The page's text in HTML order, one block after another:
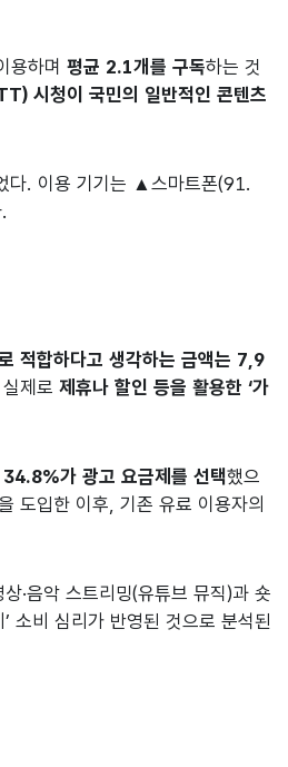
용하며평균 2.1개를 구독하는 것
시청이 국민의 일반적인 콘텐츠
다. 이용 기기는 ▲스마트폰(91.
적합하다고 생각하는 금액는 7,9
실제로제휴나 할인 등을 활용한 ‘가
가 광고 요금제를 선택했으
도입한 이후, 기존 유료 이용자의
·음악 스트리밍(유튜브 뮤직)과 숏
소비 심리가 반영된 것으로 분석된